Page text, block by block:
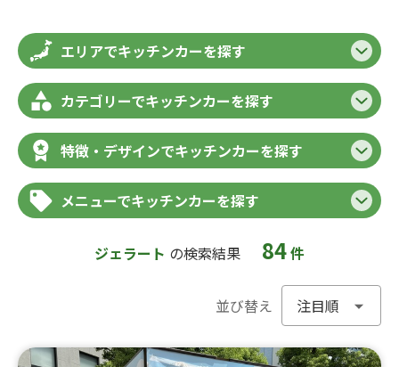
エリアでキッチンカーを探す
カテゴリーでキッチンカーを探す
特徴・デザインでキッチンカーを探す
メニューでキッチンカーを探す
ジェラート の検索結果 84件
並び替え